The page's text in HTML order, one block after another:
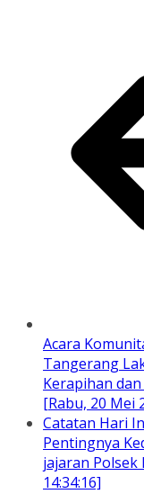
Acara
Tangerang
Kerapihan
[Rabu, 20 Mei
Catatan Hari
Pentingnya
jajaran Polsek
14:34:16]